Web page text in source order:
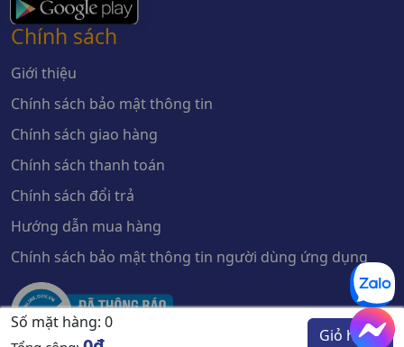
Số mặt hàng: 0
Giỏ hàng
Chính sách
Giới thiệu
Chính sách bảo mật thông tin
Chính sách giao hàng
Chính sách thanh toán
Chính sách đổi trả
Hướng dẫn mua hàng
Chính sách bảo mật thông tin người dùng ứng dụng